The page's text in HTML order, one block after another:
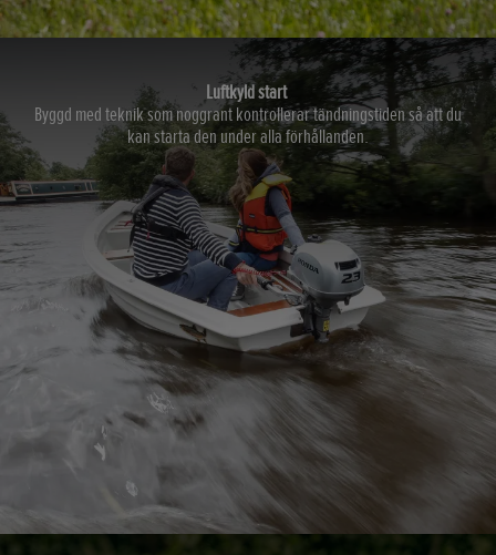
Luftkyld start
Byggd med teknik som noggrant kontrollerar tändningstiden så att du
kan starta den under alla förhållanden.